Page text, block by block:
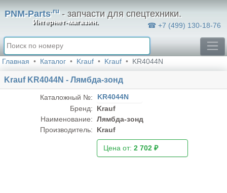
PNM-Parts.ru- запчасти для спецтехники.
Интернет-магазин. ☎ +7 (499) 130-18-76
Главная Каталог Krauf Krauf KR4044N
Krauf KR4044N - Лямбда-зонд
Каталожный №:
KR4044N
Бренд:
Krauf
Наименование: Лямбда-зонд
Производитель:
Krauf
Цена от:2 702 ₽